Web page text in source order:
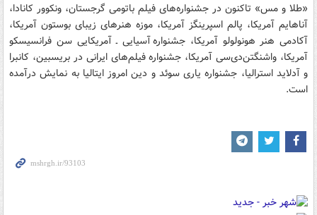
«طلا و مس» تاکنون در جشنواره‌های فیلم باتومی گرجستان، ونکوور کانادا،
آناهایم آمریکا، پالم اسپرینگز آمریکا، موزه هنرهای زیبای بوستون آمریکا،
آکادمی هنر هونولولو آمریکا، جشنواره آسیایی ـ آمریکایی سن فرانسیسکو
آمریکا، واشنگتن‌دی‌سی آمریکا، جشنواره فیلم‌های ایرانی در بریسبین، کانبرا
و آدلاید استرالیا، جشنواره یاری سوئد و دین امروز ایتالیا به نمایش درآمده
است.